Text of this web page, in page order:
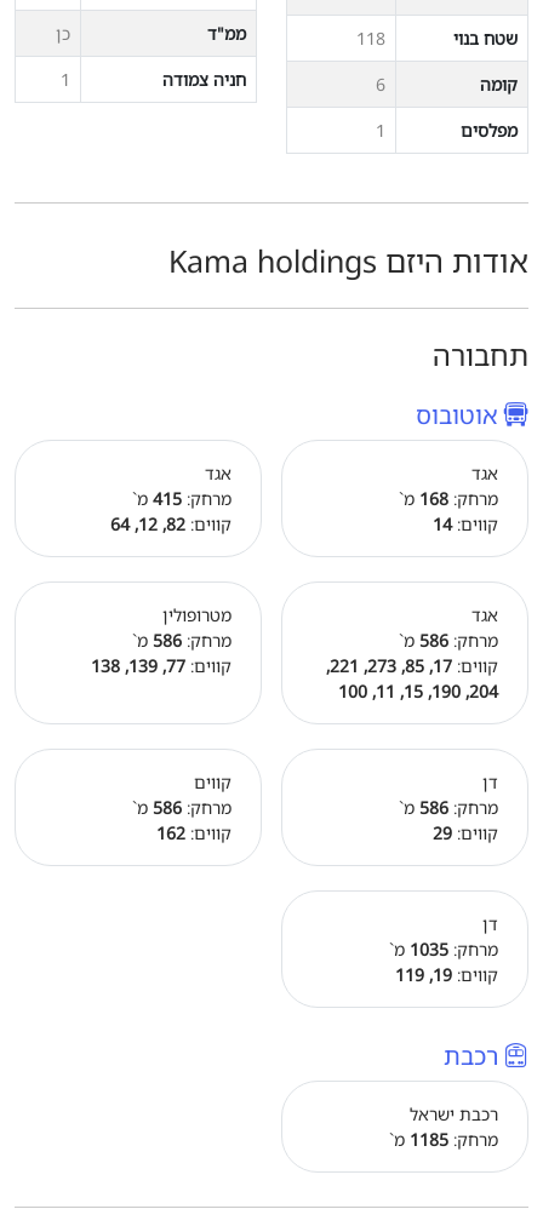
שטח בנוי
118
קומה
6
מפלסים
1
ממ"ד
כן
חניה צמודה
1
אודות היזם Kama holdings
תחבורה
אוטובוס
אגד
מרחק: 168 מ`
קווים:14
אגד
מרחק: 415 מ`
קווים: 82, 12, 64
אגד
מרחק: 586 מ`
קווים:
17, 85, 273, 221,
204, 190, 15, 11, 100
מטרופולין
מרחק: 586 מ`
קווים: 77, 139, 138
דן
מרחק: 586 מ`
קווים: 29
קווים
מרחק: 586 מ`
קווים: 162
דן
מרחק: 1035 מ`
קווים: 19, 119
רכבת
רכבת ישראל
מרחק: 1185 מ`